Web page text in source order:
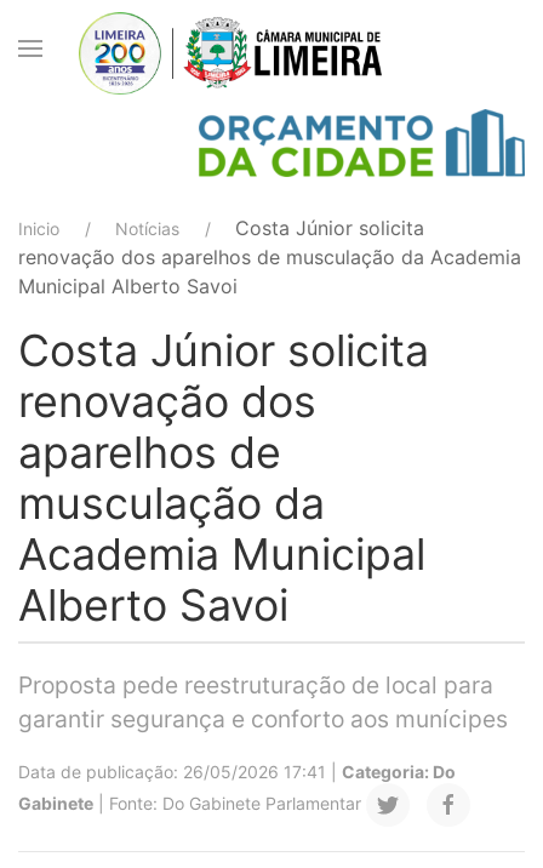
Inicio Notícias
Costa Júnior solicita
renovação dos aparelhos de musculação da Academia
Municipal Alberto Savoi
Costa Júnior solicita
renovação dos
aparelhos de
musculação da
Academia Municipal
Alberto Savoi
Proposta pede reestruturação de local para
garantir segurança e conforto aos munícipes
Data de publicação: 26/05/2026 17:41 | Categoria: Do
Gabinete | Fonte: Do Gabinete Parlamentar